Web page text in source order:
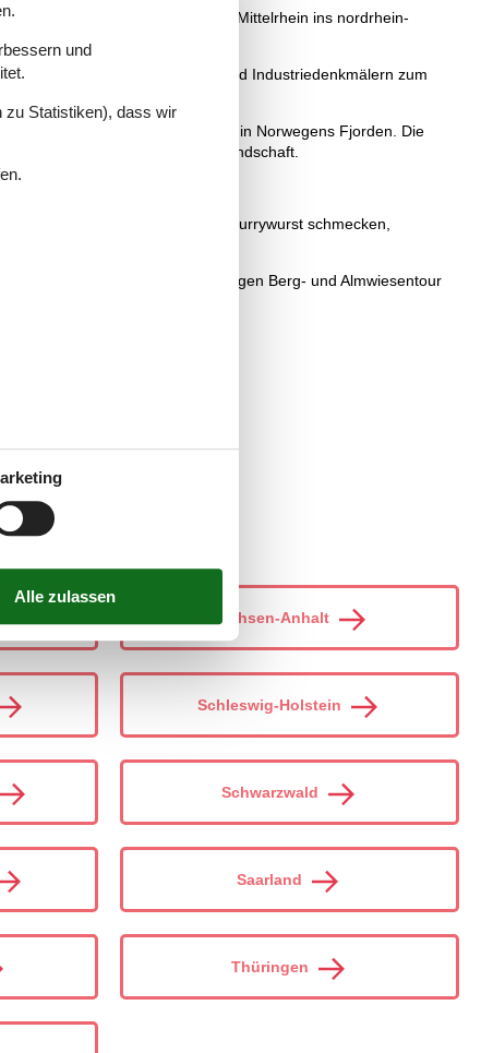
mit einer Reise an den Mittelrhein ins nordrhein-
zahlreichen Natur-, Kultur- und Industriedenkmälern zum
Nationalparks ein Feeling wie in Norwegens Fjorden. Die
mit ihrer märchenhaften Hügellandschaft.
Berlin die legendäre Currywurst schmecken,
und Sahne.
Bauernbrot nach einer ausgiebigen Berg- und Almwiesentour
Sachsen-Anhalt
Schleswig-Holstein
Schwarzwald
Saarland
Thüringen
und
zu Statistiken), dass wir